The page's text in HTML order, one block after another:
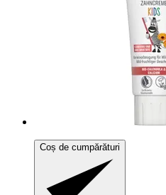
Coș de cumpărături